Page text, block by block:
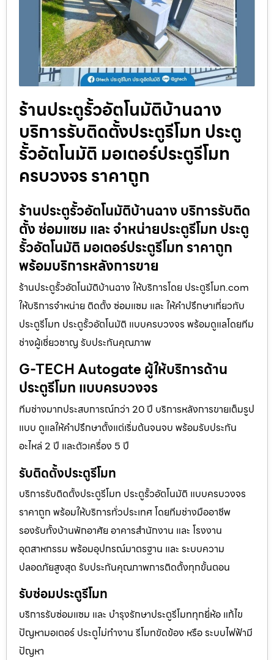
ร้านประตูรั้วอัตโนมัติบ้านฉาง
บริการรับติดตั้งประตูรีโมท ประตู
รั้วอัตโนมัติ มอเตอร์ประตูรีโมท
ครบวงจร ราคาถูก
ร้านประตูรั้วอัตโนมัติบ้านฉาง บริการรับติด
ตั้ง ซ่อมแซม และ จำหน่ายประตูรีโมท ประตู
รั้วอัตโนมัติ มอเตอร์ประตูรีโมท ราคาถูก
พร้อมบริการหลังการขาย
ร้านประตูรั้วอัตโนมัติบ้านฉาง ให้บริการโดย ประตูรีโมท.com
ให้บริการจำหน่าย ติดตั้ง ซ่อมแซม และ ให้คำปรึกษาเกี่ยวกับ
ประตูรีโมท ประตูรั้วอัตโนมัติ แบบครบวงจร พร้อมดูแลโดยทีม
ช่างผู้เชี่ยวชาญ รับประกันคุณภาพ
G-TECH Autogate ผู้ให้บริการด้าน
ประตูรีโมท แบบครบวงจร
ทีมช่างมากประสบการณ์กว่า 20 ปี บริการหลังการขายเต็มรูป
แบบ ดูแลให้คำปรึกษาตั้งแต่เริ่มต้นจนจบ พร้อมรับประกัน
อะไหล่ 2 ปี และตัวเครื่อง 5 ปี
รับติดตั้งประตูรีโมท
บริการรับติดตั้งประตูรีโมท ประตูรั้วอัตโนมัติ แบบครบวงจร
ราคาถูก พร้อมให้บริการทั่วประเทศ โดยทีมช่างมืออาชีพ
รองรับทั้งบ้านพักอาศัย อาคารสำนักงาน และ โรงงาน
อุตสาหกรรม พร้อมอุปกรณ์มาตรฐาน และ ระบบความ
ปลอดภัยสูงสุด รับประกันคุณภาพการติดตั้งทุกขั้นตอน
รับซ่อมประตูรีโมท
บริการรับซ่อมแซม และ บำรุงรักษาประตูรีโมททุกยี่ห้อ แก้ไข
ปัญหามอเตอร์ ประตูไม่ทำงาน รีโมทขัดข้อง หรือ ระบบไฟฟ้ามี
ปัญหา